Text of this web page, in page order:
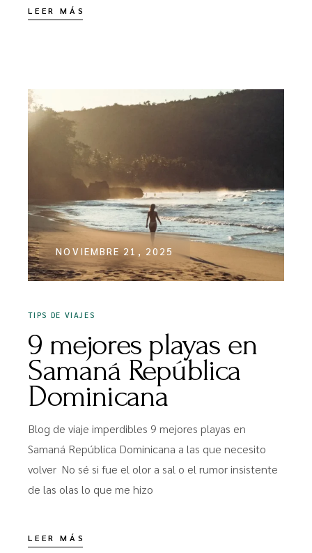
LEER MÁS
NOVIEMBRE 21, 2025
TIPS DE VIAJES
9 mejores playas en
Samaná República
Dominicana
Blog de viaje imperdibles 9 mejores playas en
Samaná República Dominicana a las que necesito
volver No sé si fue el olor a sal o el rumor insistente
de las olas lo que me hizo
LEER MÁS